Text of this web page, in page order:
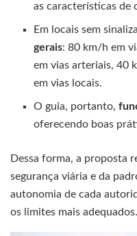
as características de
Em locais sem
gerais: 80 km/h em
em vias arteriais, 40
em vias locais.
O guia, portanto,
oferecendo boas
Dessa forma, a proposta
segurança viária e da
autonomia de cada
os limites mais adequados.